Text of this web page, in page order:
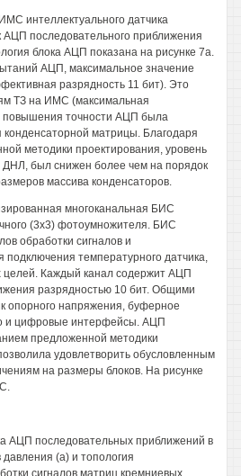
интеллектуального датчика
АЦП последовательного приближения
блока АЦП показана на рисунке 7а.
АЦП, максимальное значение
разрядность 11 бит). Это
ТЗ на ИМС (максимальная
повышения точности АЦП была
конденсаторной матрицы. Благодаря
методики проектирования, уровень
был снижен более чем на порядок
массива конденсаторов.
многоканальная БИС
(3x3) фотоумножителя. БИС
обработки сигналов и
температурного датчика,
целей. Каждый канал содержит АЦП
разрядностью 10 бит. Общими
опорного напряжения, буферное
и цифровые интерфейсы. АЦП
предложенной методики
удовлетворить обусловленным
на размеры блоков. На рисунке
АЦП последовательных приближений в
(а) и топология
сигналов матриц кремниевых